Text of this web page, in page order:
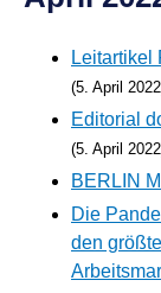
Leitartikel
(5. April
Editorial
(5. April
BERLIN
Die
den